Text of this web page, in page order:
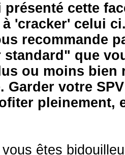
présenté cette
'cracker' celui
recommande
que
ou moins bien
Garder votre
pleinement,
êtes